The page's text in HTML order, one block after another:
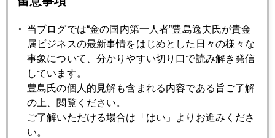
2018年06月29日
人民元にも党支配強化の兆し
2018年06月27日
日銀が大株主の企業名リスト
当ブログでは“金の国内第一人者”豊島逸夫氏が貴金
属ビジネスの最新事情をはじめとした日々の様々な
事象について、分かりやすい切り口で読み解き発信
しています。
豊島氏の個人的見解も含まれる内容である旨ご了解
の上、閲覧ください。
ご了解いただける場合は「はい」よりお進みくださ
い。